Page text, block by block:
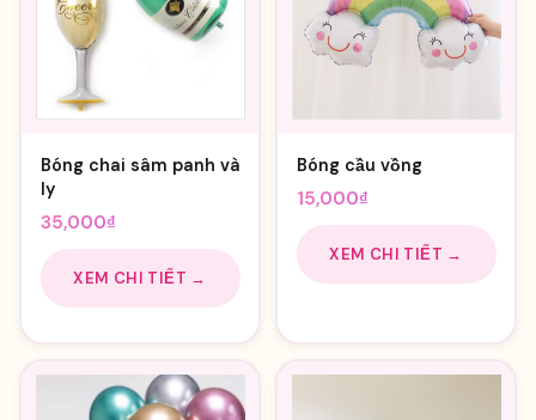
Bóng chai sâm panh và
ly
35,000₫
XEM CHI TIẾT →
Bóng cầu vồng
15,000₫
XEM CHI TIẾT →